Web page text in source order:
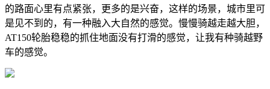
的路面心里有点紧张，更多的是兴奋，这样的场景，城市里可
是见不到的，有一种融入大自然的感觉。慢慢骑越走越大胆，
AT150轮胎稳稳的抓住地面没有打滑的感觉，让我有种骑越野
车的感觉。